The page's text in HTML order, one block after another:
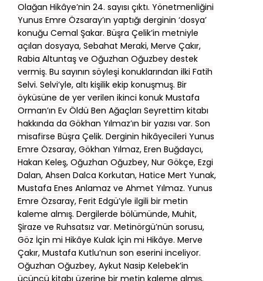
Olağan Hikâye’nin 24. sayısı çıktı. Yönetmenliğini
Yunus Emre Özsaray’ın yaptığı derginin ‘dosya’
konuğu Cemal Şakar. Büşra Çelik’in metniyle
açılan dosyaya, Sebahat Meraki, Merve Çakır,
Rabia Altuntaş ve Oğuzhan Oğuzbey destek
vermiş. Bu sayının söyleşi konuklarından ilki Fatih
Selvi. Selvi’yle, altı kişilik ekip konuşmuş. Bir
öyküsüne de yer verilen ikinci konuk Mustafa
Orman’ın Ev Öldü Ben Ağaçları Seyrettim kitabı
hakkında da Gökhan Yılmaz’ın bir yazısı var. Son
misafirse Büşra Çelik. Derginin hikâyecileri Yunus
Emre Özsaray, Gökhan Yılmaz, Eren Buğdaycı,
Hakan Keleş, Oğuzhan Oğuzbey, Nur Gökçe, Ezgi
Dalan, Ahsen Dalca Korkutan, Hatice Mert Yunak,
Mustafa Enes Anlamaz ve Ahmet Yılmaz. Yunus
Emre Özsaray, Ferit Edgü’yle ilgili bir metin
kaleme almış. Dergilerde bölümünde, Muhit,
Şiraze ve Ruhsatsız var. Metinörgü’nün sorusu,
Göz İçin mi Hikâye Kulak İçin mi Hikâye. Merve
Çakır, Mustafa Kutlu’nun son eserini inceliyor.
Oğuzhan Oğuzbey, Aykut Nasip Kelebek’in
üçüncü kitabı üzerine bir metin kaleme almış.